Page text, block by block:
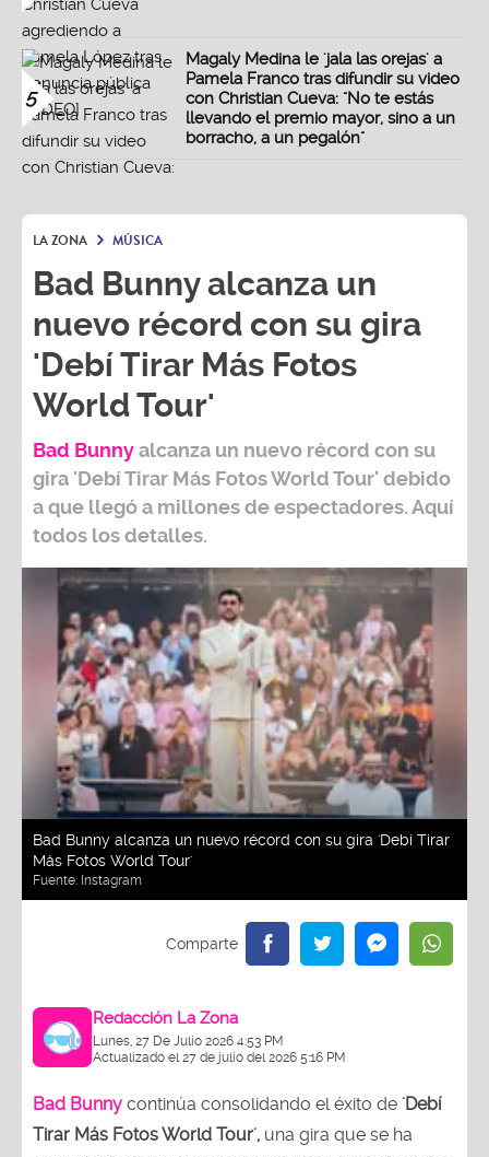
5
Magaly Medina le 'jala las orejas' a
Pamela Franco tras difundir su video
con Christian Cueva: "No te estás
llevando el premio mayor, sino a un
borracho, a un pegalón"
LA ZONA MÚSICA
Bad Bunny alcanza un
nuevo récord con su gira
'Debí Tirar Más Fotos
World Tour'
Bad Bunnyalcanza un nuevo récord con su
gira 'Debí Tirar Más Fotos World Tour' debido
a que llegó a millones de espectadores. Aquí
todos los detalles.
Bad Bunny alcanza un nuevo récord con su gira 'Debí Tirar
Más Fotos World Tour'
Fuente: Instagram
Redacción La Zona
Lunes, 27 De Julio 2026 4:53 PM
Actualizado el 27 de julio del 2026 5:16 PM
Bad Bunny continúa consolidando el éxito de 'Debí
Tirar Más Fotos World Tour', una gira que se ha